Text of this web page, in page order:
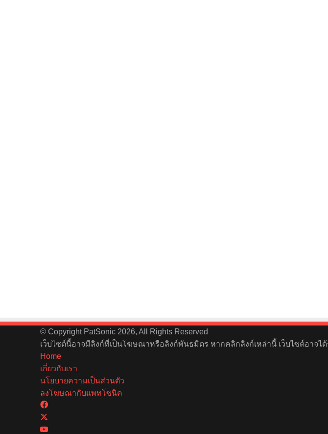
© Copyright PatSonic 2026, All Rights Reserved
เว็บไซต์นี้อาจมีลิงก์ที่เป็นโฆษณาหรือลิงก์พันธมิตร หากคลิกลิงก์เหล่านี้ เว็บไซต์อาจ
Home
เกี่ยวกับเรา
นโยบายความเป็นส่วนตัว
ลงโฆษณากับแพทโซนิค